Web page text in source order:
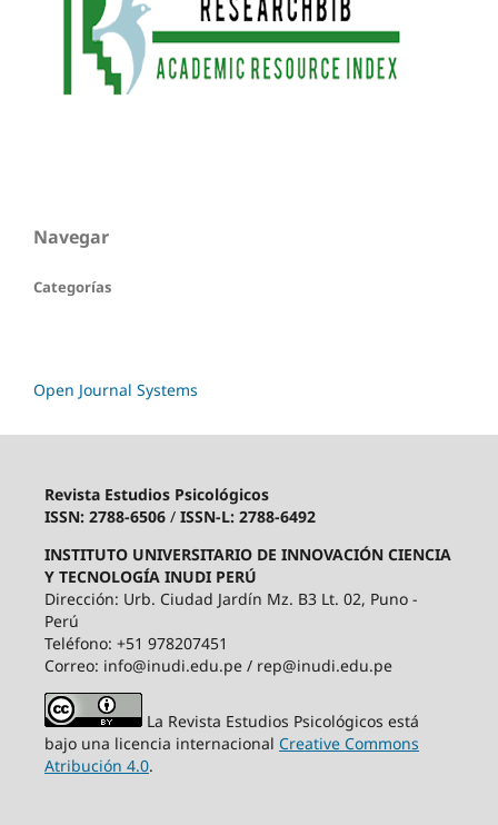
Navegar
Categorías
Open Journal Systems
Revista Estudios Psicológicos
ISSN: 2788-6506/ ISSN-L: 2788-6492
INSTITUTO UNIVERSITARIO DE INNOVACIÓN CIENCIA
Y TECNOLOGÍA INUDI PERÚ
Dirección: Urb. Ciudad Jardín Mz. B3 Lt. 02, Puno -
Perú
Teléfono: +51 978207451
Correo: info@inudi.edu.pe / rep@inudi.edu.pe
La Revista Estudios Psicológicos está
bajo una licencia internacional Creative Commons
Atribución 4.0.